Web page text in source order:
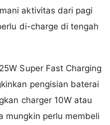
aktivitas dari pagi
di-charge di tengah
Super Fast Charging
pengisian baterai
charger 10W atau
mungkin perlu membeli